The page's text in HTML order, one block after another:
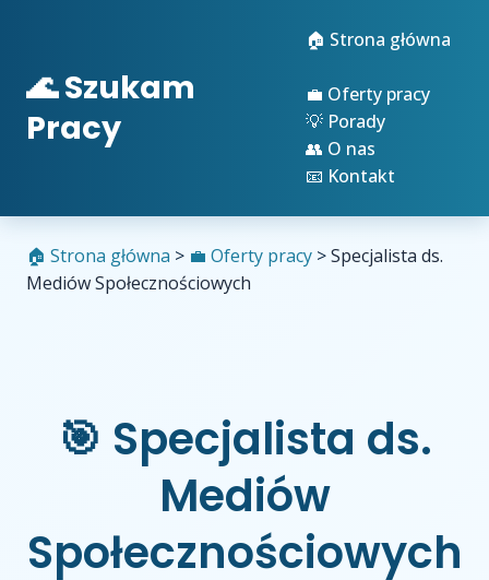
🌊 Szukam
Pracy
🏠 Strona główna
💼 Oferty pracy
💡 Porady
👥 O nas
📧 Kontakt
🏠 Strona główna > 💼 Oferty pracy >Specjalista ds.
Mediów Społecznościowych
🎯 Specjalista ds.
Mediów
Społecznościowych